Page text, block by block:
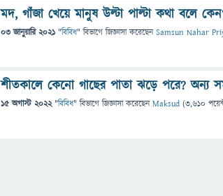
মদ, গাঁজা খেয়ে মানুষ উল্টা পাল্টা কথা বলে
03 জানুয়ারি 2021 "বিবিধ" বিভাগে জিজ্ঞাসাকরেছেনSamsun Nahar
শীতকালে কেনো গাছের পাতা ঝড়ে পরে? অন্য
15 অগাস্ট 2022 "বিবিধ" বিভাগে জিজ্ঞাসাকরেছেনMaksud (3,610